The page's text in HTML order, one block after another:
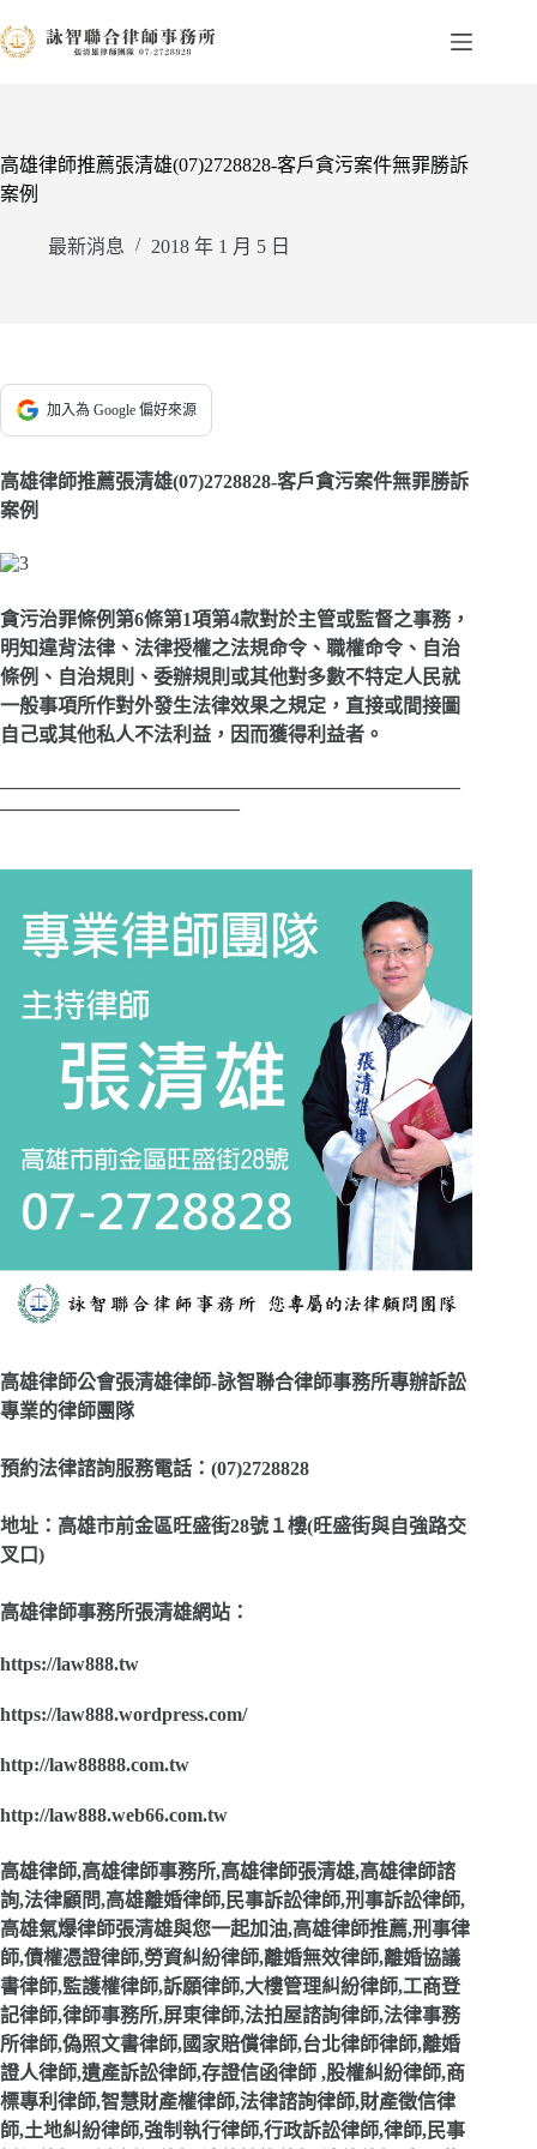
至
容
高雄律師推薦張清雄(07)2728828-客戶貪污案件無罪勝訴
案例
最新消息 2018 年 1 月 5 日
加入為 Google 偏好來源
高雄律師推薦張清雄(07)2728828-客戶貪污案件無罪勝訴
案例
貪污治罪條例第6條第1項第4款對於主管或監督之事務，
明知違背法律、法律授權之法規命令、職權命令、自治
條例、自治規則、委辦規則或其他對多數不特定人民就
一般事項所作對外發生法律效果之規定，直接或間接圖
自己或其他私人不法利益，因而獲得利益者。
————————————————————————
————————————–
高雄律師公會張清雄律師-詠智聯合律師事務所專辦訴訟
專業的律師團隊
預約法律諮詢服務電話：(07)2728828
地址：高雄市前金區旺盛街28號１樓(旺盛街與自強路交
叉口)
高雄律師事務所張清雄網站：
https://law888.tw
https://law888.wordpress.com/
http://law88888.com.tw
http://law888.web66.com.tw
高雄律師,高雄律師事務所,高雄律師張清雄,高雄律師諮
詢,法律顧問,高雄離婚律師,民事訴訟律師,刑事訴訟律師,
高雄氣爆律師張清雄與您一起加油,高雄律師推薦,刑事律
師,債權憑證律師,勞資糾紛律師,離婚無效律師,離婚協議
書律師,監護權律師,訴願律師,大樓管理糾紛律師,工商登
記律師,律師事務所,屏東律師,法拍屋諮詢律師,法律事務
所律師,偽照文書律師,國家賠償律師,台北律師律師,離婚
證人律師,遺產訴訟律師,存證信函律師 ,股權糾紛律師,商
標專利律師,智慧財產權律師,法律諮詢律師,財產徵信律
師,土地糾紛律師,強制執行律師,行政訴訟律師,律師,民事